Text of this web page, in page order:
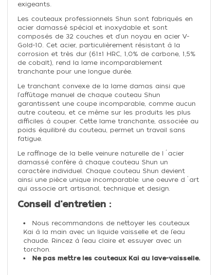
exigeants.
Les couteaux professionnels Shun sont fabriqués en
acier damassé spécial et inoxydable et sont
composés de 32 couches et d‘un noyau en acier V-
Gold-10. Cet acier, particulièrement résistant à la
corrosion et très dur (61±1 HRC, 1,0% de carbone, 1,5%
de cobalt), rend la lame incomparablement
tranchante pour une longue durée.
Le tranchant convexe de la lame damas ainsi que
l‘affûtage manuel de chaque couteau Shun
garantissent une coupe incomparable, comme aucun
autre couteau, et ce même sur les produits les plus
difficiles à couper. Cette lame tranchante, associée au
poids équilibré du couteau, permet un travail sans
fatigue.
Le raffinage de la belle veinure naturelle de l´acier
damassé confère à chaque couteau Shun un
caractère individuel. Chaque couteau Shun devient
ainsi une pièce unique incomparable: une oeuvre d´art
qui associe art artisanal, technique et design.
Conseil d'entretien :
Nous recommandons de nettoyer les couteaux
Kai à la main avec un liquide vaisselle et de l’eau
chaude. Rincez à l’eau claire et essuyer avec un
torchon.
Ne pas mettre les couteaux Kai au lave-vaisselle.